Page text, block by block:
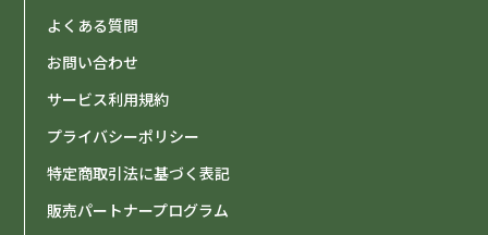
よくある質問
お問い合わせ
サービス利用規約
プライバシーポリシー
特定商取引法に基づく表記
販売パートナープログラム